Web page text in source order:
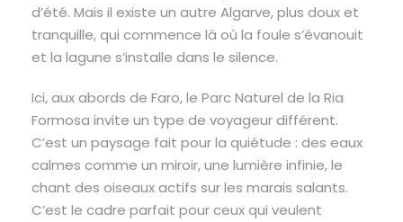
d’été. Mais il existe un autre Algarve, plus doux et
tranquille, qui commence là où la foule s’évanouit
et la lagune s’installe dans le silence.
Ici, aux abords de Faro, le Parc Naturel de la Ria
Formosa invite un type de voyageur différent.
C’est un paysage fait pour la quiétude : des eaux
calmes comme un miroir, une lumière infinie, le
chant des oiseaux actifs sur les marais salants.
C’est le cadre parfait pour ceux qui veulent